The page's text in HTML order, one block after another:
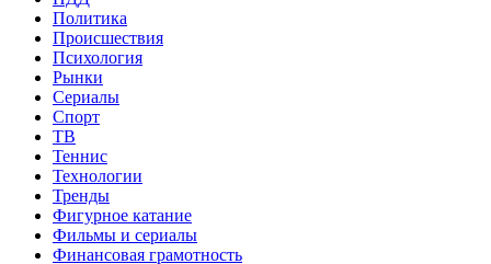
Политика
Происшествия
Психология
Рынки
Сериалы
Спорт
ТВ
Теннис
Технологии
Тренды
Фигурное катание
Фильмы и сериалы
Финансовая грамотность